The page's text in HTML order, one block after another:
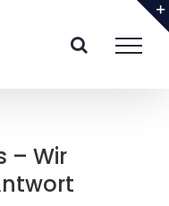
– Wir